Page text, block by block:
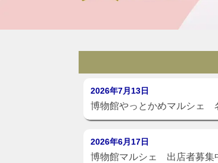
2026年7月13日
博物館やっとかめマルシェ
2026年6月17日
博物館マルシェ 出店者募集